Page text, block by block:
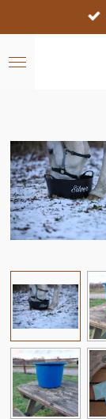
direct
naar